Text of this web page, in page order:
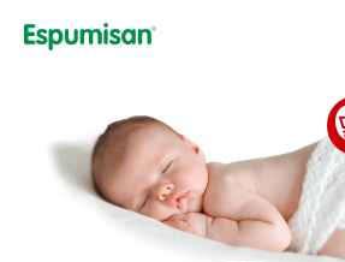
zum
Inhalt